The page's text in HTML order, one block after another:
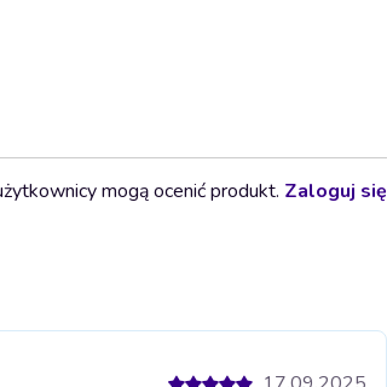
mogą ocenić produkt. Zaloguj się